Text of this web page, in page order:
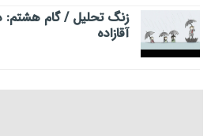
زنگ تحلیل / گام
آقازاده